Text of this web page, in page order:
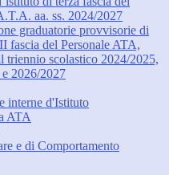
aa. ss. 2024/2027
graduatorie provvisorie di
fascia del Personale ATA,
triennio scolastico 2024/2025,
2026/2027
interne d'Istituto
ATA
e di Comportamento